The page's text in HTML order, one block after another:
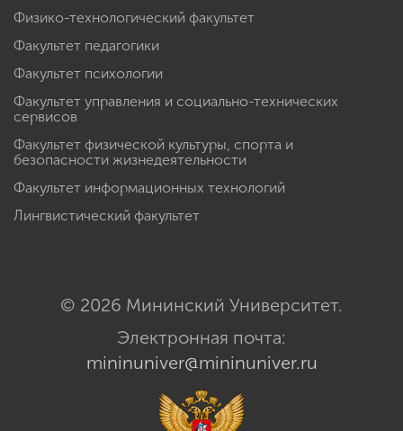
Физико-технологический факультет
Факультет педагогики
Факультет психологии
Факультет управления и социально-технических
сервисов
Факультет физической культуры, спорта и
безопасности жизнедеятельности
Факультет информационных технологий
Лингвистический факультет
© 2026 Мининский Университет.
Электронная почта:
mininuniver@mininuniver.ru